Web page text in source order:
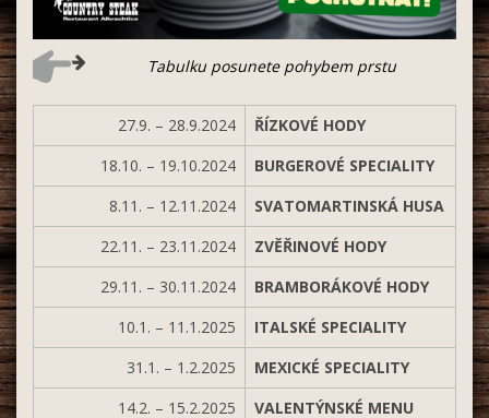
Tabulku posunete pohybem prstu
27.9. – 28.9.2024
ŘÍZKOVÉ HODY
18.10. – 19.10.2024
BURGEROVÉ SPECIALITY
8.11. – 12.11.2024
SVATOMARTINSKÁ HUSA
22.11. – 23.11.2024
ZVĚŘINOVÉ HODY
29.11. – 30.11.2024
BRAMBORÁKOVÉ HODY
10.1. – 11.1.2025
ITALSKÉ SPECIALITY
31.1. – 1.2.2025
MEXICKÉ SPECIALITY
14.2. – 15.2.2025
VALENTÝNSKÉ MENU